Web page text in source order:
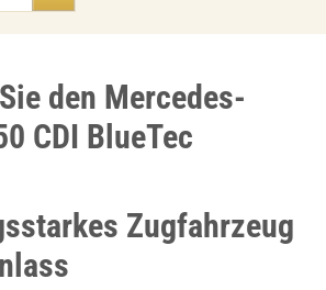
den Mercedes-
CDI BlueTec
Zugfahrzeug